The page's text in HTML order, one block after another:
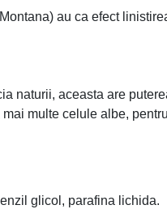
au ca efect
naturii, aceasta are
multe celule albe,
glicol, parafina lichida.